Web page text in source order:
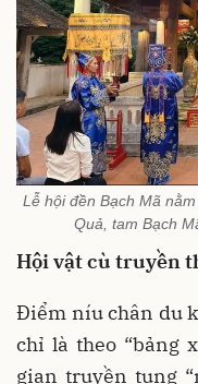
Lễ hội đền Bạch Mã
Quả, tam Bạch
Hội vật cù truyền
Điểm níu chân du
chỉ là theo “bảng
gian truyền tụng